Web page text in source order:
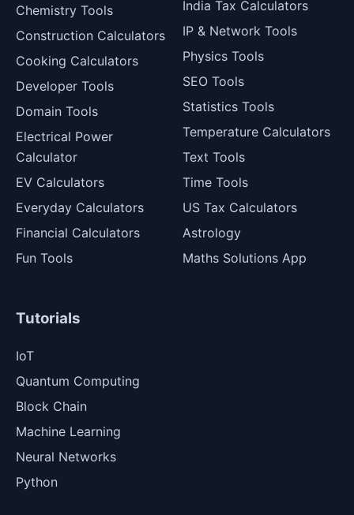
Chemistry Tools
Construction Calculators
Cooking Calculators
Developer Tools
Domain Tools
Electrical Power
Calculator
EV Calculators
Everyday Calculators
Financial Calculators
Fun Tools
India Tax Calculators
IP & Network Tools
Physics Tools
SEO Tools
Statistics Tools
Temperature Calculators
Text Tools
Time Tools
US Tax Calculators
Astrology
Maths Solutions App
Tutorials
IoT
Quantum Computing
Block Chain
Machine Learning
Neural Networks
Python